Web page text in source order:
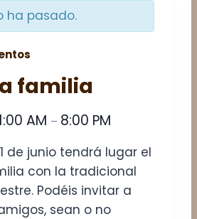
ha pasado.
familia
AM – 8:00 PM
de junio tendrá lugar el
con la tradicional
Podéis invitar a
sean o no